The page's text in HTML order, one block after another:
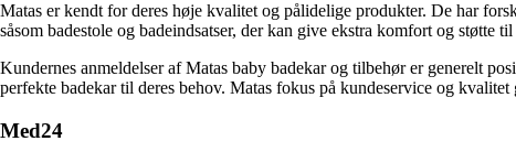
Matas er kendt for deres høje kvalitet og pålidelige produkter. De har
såsom badestole og badeindsatser, der kan give ekstra komfort og støtte
Kundernes anmeldelser af Matas baby badekar og tilbehør er generelt
perfekte badekar til deres behov. Matas fokus på kundeservice og
Med24